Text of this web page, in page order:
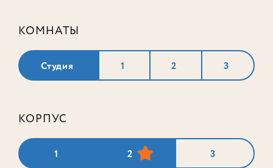
КОМНАТЫ
Студия 1 2 3
КОРПУС
1 2 3